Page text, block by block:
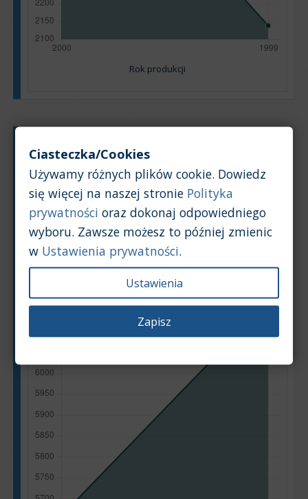
Rok produkcji
Typ silnika:Benzyna
Pojemność silnika:
1,4
Wykres Tabela
Średnia wartość rynkowa samochodu [PLN]
Ciasteczka/Cookies
Używamy różnych plików cookie. Dowiedz
się więcej na naszej stronie Polityka
prywatności oraz dokonaj odpowiedniego
wyboru. Zawsze możesz to później zmienic
w Ustawienia prywatności.
Ustawienia
Zapisz